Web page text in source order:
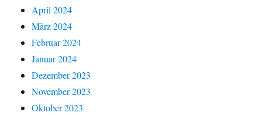
April 2024
März 2024
Februar 2024
Januar 2024
Dezember 2023
November 2023
Oktober 2023